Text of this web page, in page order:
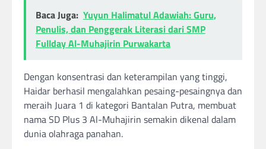
Baca Juga: Yuyun Halimatul Adawiah: Guru,
Penulis, dan Penggerak Literasi dari SMP
Fullday Al-Muhajirin Purwakarta
Dengan konsentrasi dan keterampilan yang tinggi,
Haidar berhasil mengalahkan pesaing-pesaingnya dan
meraih Juara 1 di kategori Bantalan Putra, membuat
nama SD Plus 3 Al-Muhajirin semakin dikenal dalam
dunia olahraga panahan.